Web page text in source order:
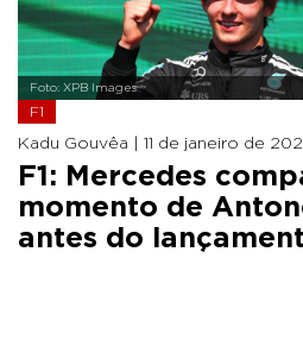
Foto: XPB Images
F1
Kadu Gouvêa | 11 de janeiro de
F1: Mercedes
momento de
antes do